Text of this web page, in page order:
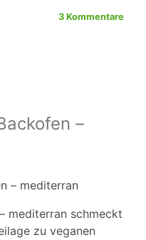
3 Kommentare
–
mediterran schmeckt
zu veganen